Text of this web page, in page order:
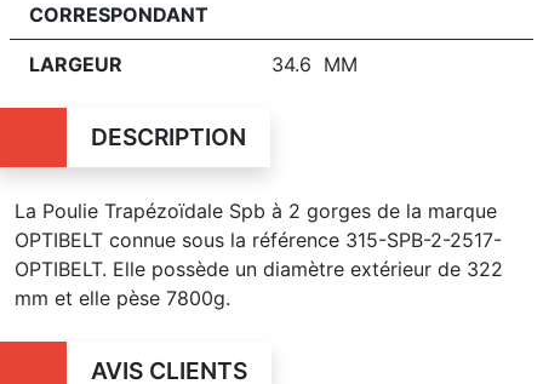
CORRESPONDANT
LARGEUR 34.6 MM
DESCRIPTION
La Poulie Trapézoïdale Spb à 2 gorges de la marque
OPTIBELT connue sous la référence 315-SPB-2-2517-
OPTIBELT. Elle possède un diamètre extérieur de 322
mm et elle pèse 7800g.
AVIS CLIENTS